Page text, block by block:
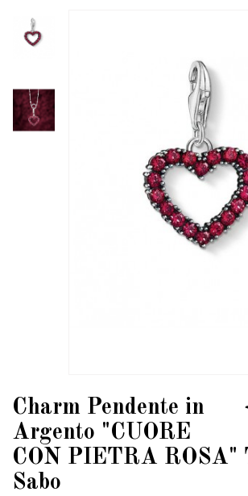
Charm Pendente in
Argento "CUORE
CON PIETRA ROSA"
Sabo